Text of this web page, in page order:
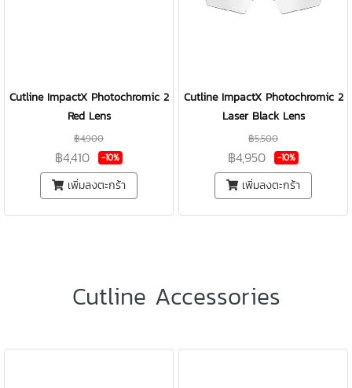
Cutline ImpactX Photochromic 2
Red Lens
฿4,900
฿4,410 -10%
เพิ่มลงตะกร้า
Cutline ImpactX Photochromic 2
Laser Black Lens
฿5,500
฿4,950 -10%
เพิ่มลงตะกร้า
Cutline Accessories